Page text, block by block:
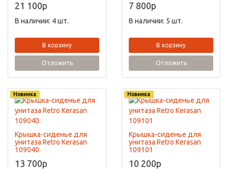
21 100p
В наличии: 4 шт.
В корзину
Отложить
7 800p
В наличии: 5 шт.
В корзину
Отложить
Новинка
Крышка-сиденье для
унитаза Retro Kerasan
109040.
13 700p
Новинка
Крышка-сиденье для
унитаза Retro Kerasan
109101
10 200p